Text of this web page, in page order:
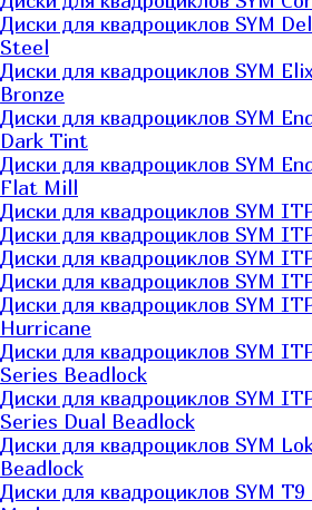
Диски для квадроциклов SYM
Steel
Диски для квадроциклов SYM
Bronze
Диски для квадроциклов SYM
Dark Tint
Диски для квадроциклов SYM
Flat Mill
Диски для квадроциклов SYM
Диски для квадроциклов SYM
Диски для квадроциклов SYM
Диски для квадроциклов SYM
Диски для квадроциклов SYM
Hurricane
Диски для квадроциклов SYM
Series Beadlock
Диски для квадроциклов SYM
Series Dual Beadlock
Диски для квадроциклов SYM
Beadlock
Диски для квадроциклов SYM T9